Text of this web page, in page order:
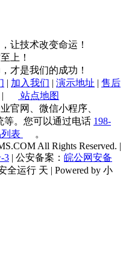
让技术改变命运！
上！
才是我们的成功！
| 加入我们 | 演示地址 | 售后
|
站点地图
官网、微信小程序、
等。您可以通过电话 198-
表
。
All Rights Reserved. |
3 | 公安备案： 皖公网安备
全运行 天 | Powered by 小